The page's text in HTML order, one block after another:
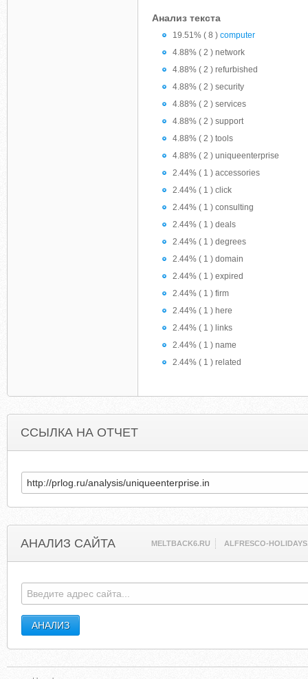
Анализ текста
19.51% ( 8 ) computer
4.88% ( 2 ) network
4.88% ( 2 ) refurbished
4.88% ( 2 ) security
4.88% ( 2 ) services
4.88% ( 2 ) support
4.88% ( 2 ) tools
4.88% ( 2 ) uniqueenterprise
2.44% ( 1 ) accessories
2.44% ( 1 ) click
2.44% ( 1 ) consulting
2.44% ( 1 ) deals
2.44% ( 1 ) degrees
2.44% ( 1 ) domain
2.44% ( 1 ) expired
2.44% ( 1 ) firm
2.44% ( 1 ) here
2.44% ( 1 ) links
2.44% ( 1 ) name
2.44% ( 1 ) related
ССЫЛКА НА ОТЧЕТ
АНАЛИЗ САЙТА MELTBACK6.RU ALFRESCO-